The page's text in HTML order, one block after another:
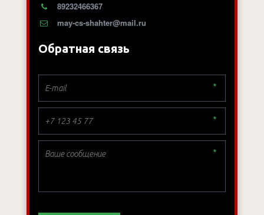
89232466367
may-cs-shahter@mail.ru
Обратная связь
*
*
*